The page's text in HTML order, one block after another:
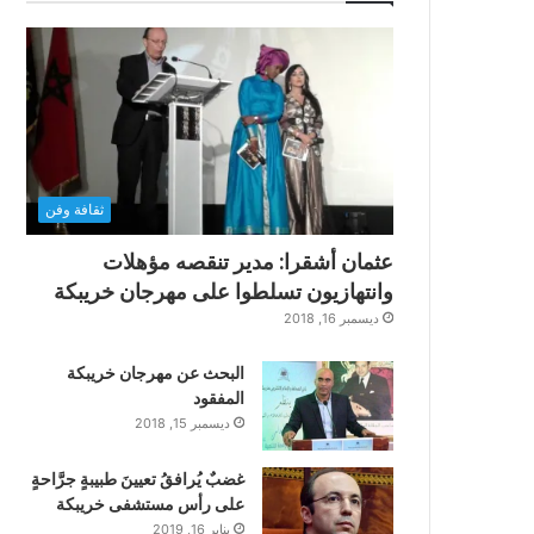
ثقافة وفن
عثمان أشقرا: مدير تنقصه مؤهلات
وانتهازيون تسلطوا على مهرجان خريبكة
ديسمبر 16, 2018
البحث عن مهرجان خريبكة
المفقود
ديسمبر 15, 2018
غضبٌ يُرافقُ تعيينَ طبيبةٍ جرَّاحةٍ
على رأس مستشفى خريبكة
يناير 16, 2019